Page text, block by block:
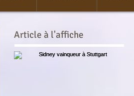
Article à l'affiche